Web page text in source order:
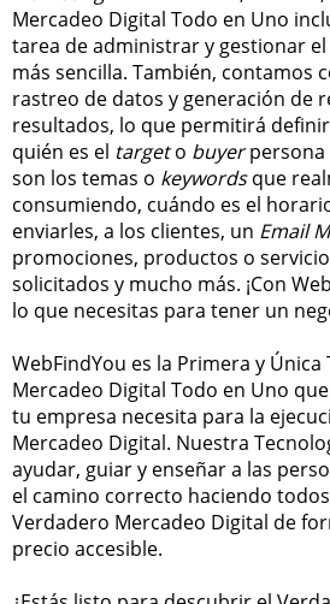
Mercadeo Digital Todo en Uno
tarea de administrar y gestionar
más sencilla. También, contamos
rastreo de datos y generación de
resultados, lo que permitirá
quién es el targeto buyerpersona
son los temas o keywordsque
consumiendo, cuándo es el
enviarles, a los clientes, un Email
promociones, productos o
solicitados y mucho más. ¡Con
lo que necesitas para tener un
WebFindYou es la Primera y Única
Mercadeo Digital Todo en Uno
tu empresa necesita para la
Mercadeo Digital. Nuestra
ayudar, guiar y enseñar a las
el camino correcto haciendo
Verdadero Mercadeo Digital de
precio accesible.